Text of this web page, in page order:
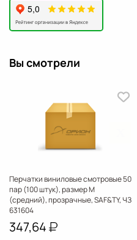
Вы смотрели
Перчатки виниловые смотровые 50
пар (100 штук), размер M
(средний), прозрачные, SAF&TY, ЧЗ
631604
347,64